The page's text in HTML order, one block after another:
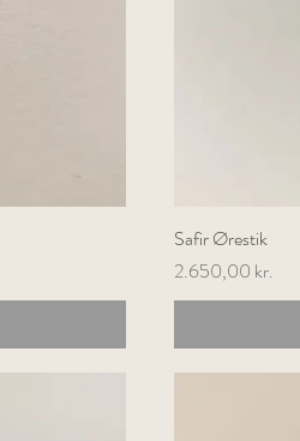
Safir Ørestik
Pris
2.650,00 kr.